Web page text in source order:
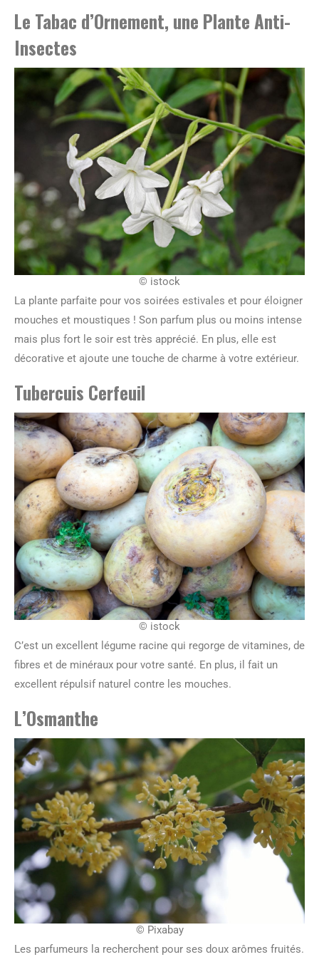
Le Tabac d’Ornement, une Plante Anti-
Insectes
© istock
La plante parfaite pour vos soirées estivales et pour éloigner
mouches et moustiques ! Son parfum plus ou moins intense
mais plus fort le soir est très apprécié. En plus, elle est
décorative et ajoute une touche de charme à votre extérieur.
Tubercuis Cerfeuil
© istock
C’est un excellent légume racine qui regorge de vitamines, de
fibres et de minéraux pour votre santé. En plus, il fait un
excellent répulsif naturel contre les mouches.
L’Osmanthe
© Pixabay
Les parfumeurs la recherchent pour ses doux arômes fruités.